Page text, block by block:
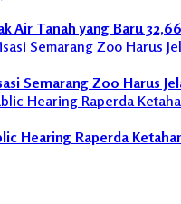
Air Tanah yang Baru
Semarang Zoo Harus
Hearing Raperda